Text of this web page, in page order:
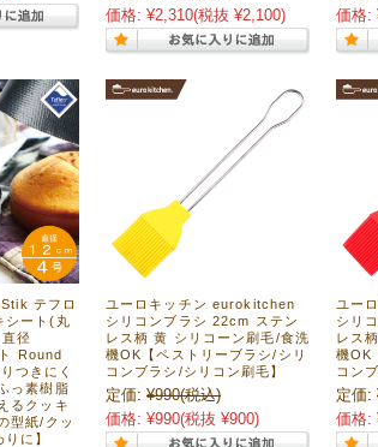
価格: ¥2,310(税抜 ¥2,100)
価格:
テフロ
シート(丸
径
Round
つきにく
っ素樹脂
るクッキ
型紙/クッ
に】
ユーロキッチン eurokitchen
シリコンブラシ 22cm ステン
レス柄 黄 シリコーン刷毛/食洗
機OK【ペストリーブラシ/シリ
コンブラシ/シリコン刷毛】
定価: ¥990(税込)
価格: ¥990(税抜 ¥900)
ユー
シリ
レス
機OK
コン
定価:
価格: